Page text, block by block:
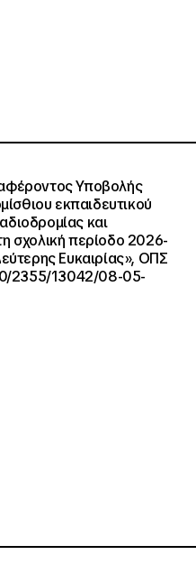
Υποβολής
εκπαιδευτικού
και
σχολική περίοδο 2026-
Ευκαιρίας», ΟΠΣ
2355/13042/08-05-